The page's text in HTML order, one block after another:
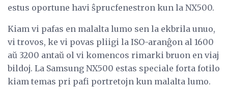
estus oportune havi ŝprucfenestron kun la NX500.
Kiam vi pafas en malalta lumo sen la ekbrila unuo,
vi trovos, ke vi povas pliigi la ISO-aranĝon al 1600
aŭ 3200 antaŭ ol vi komencos rimarki bruon en viaj
bildoj. La Samsung NX500 estas speciale forta fotilo
kiam temas pri pafi portretojn kun malalta lumo.